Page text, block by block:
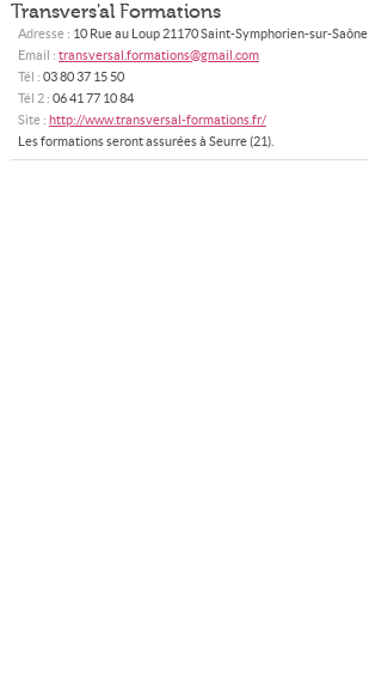
Transvers'al Formations
Adresse : 10 Rue au Loup 21170Saint-Symphorien-sur-Saône
Email : transversal.formations@gmail.com
Tél : 03 80 37 15 50
Tél 2 : 06 41 77 10 84
Site : http://www.transversal-formations.fr/
Les formations seront assurées à Seurre (21).